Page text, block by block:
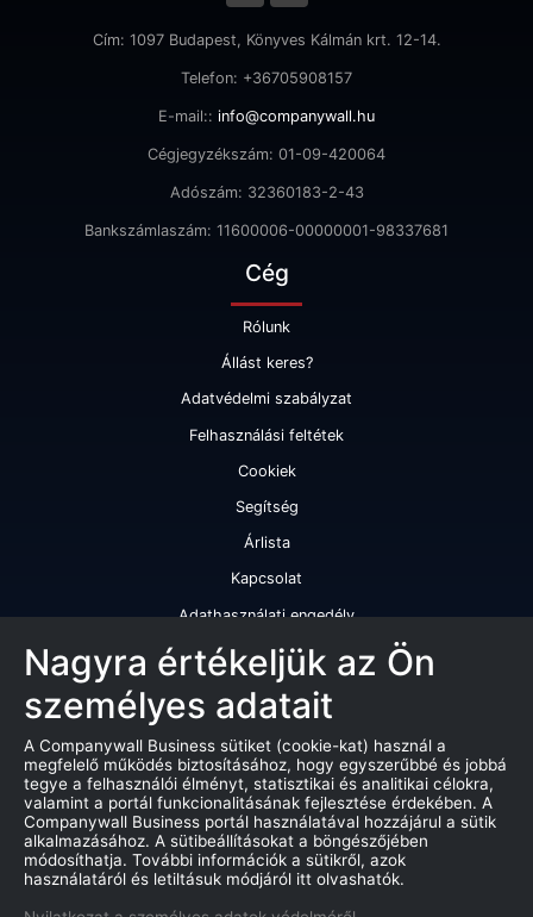
Cím: 1097 Budapest, Könyves Kálmán krt. 12-14.
Telefon: +36705908157
E-mail:: info@companywall.hu
Cégjegyzékszám: 01-09-420064
Adószám: 32360183-2-43
Bankszámlaszám: 11600006-00000001-98337681
Cég
Rólunk
Állást keres?
Adatvédelmi szabályzat
Felhasználási feltétek
Cookiek
Segítség
Árlista
Kapcsolat
Adathasználati engedély
Szolgáltatásaink
Cégminősítés
Cégminősítési riport
Kiváló cégminősítési tanúsítvány
Termékek
Companywall Business - Adattovábbítási szerződés
Nagyra értékeljük az Ön
személyes adatait
A Companywall Business sütiket (cookie-kat) használ a
megfelelő működés biztosításához, hogy egyszerűbbé és jobbá
tegye a felhasználói élményt, statisztikai és analitikai célokra,
valamint a portál funkcionalitásának fejlesztése érdekében. A
Companywall Business portál használatával hozzájárul a sütik
alkalmazásához. A sütibeállításokat a böngészőjében
módosíthatja. További információk a sütikről, azok
használatáról és letiltásuk módjáról itt olvashatók.